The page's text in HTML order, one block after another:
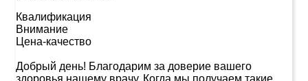
Квалификация
Внимание
Цена-качество
Добрый день! Благодарим за доверие вашего
здоровья нашему врачу. Когда мы получаем такие